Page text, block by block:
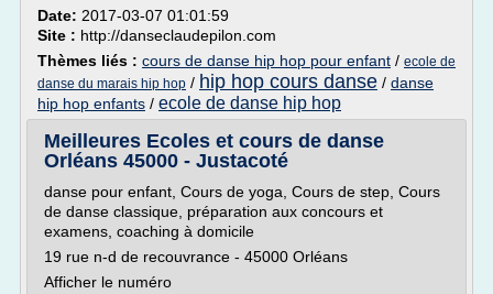
Date: 2017-03-07 01:01:59
Site : http://danseclaudepilon.com
Thèmes liés : cours de danse hip hop pour enfant / ecole de
danse du marais hip hop / hip hop cours danse / danse
hip hop enfants / ecole de danse hip hop
Meilleures Ecoles et cours de danse
Orléans 45000 - Justacoté
danse pour enfant, Cours de yoga, Cours de step, Cours
de danse classique, préparation aux concours et
examens, coaching à domicile
19 rue n-d de recouvrance - 45000 Orléans
Afficher le numéro